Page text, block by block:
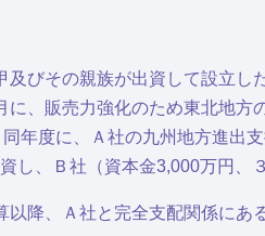
及びその親族が出資して設立
に、販売力強化のため東北地
年度に、Ａ社の九州地方進出
し、Ｂ社（資本金3,000万円、
降、Ａ社と完全支配関係にあ